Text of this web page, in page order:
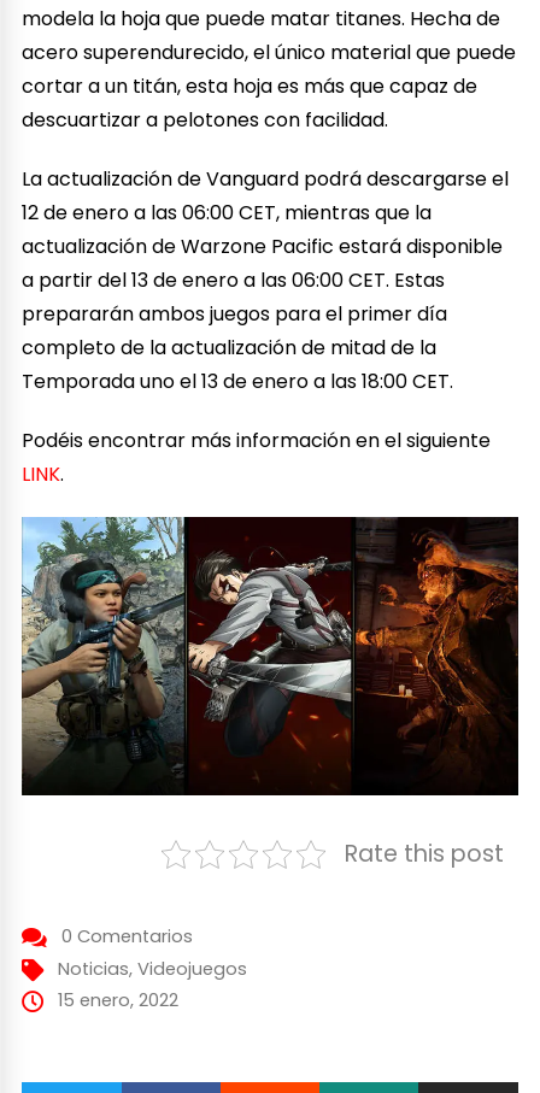
modela la hoja que puede matar titanes. Hecha de
acero superendurecido, el único material que puede
cortar a un titán, esta hoja es más que capaz de
descuartizar a pelotones con facilidad.
La actualización de Vanguard podrá descargarse el
12 de enero a las 06:00 CET, mientras que la
actualización de Warzone Pacific estará disponible
a partir del 13 de enero a las 06:00 CET. Estas
prepararán ambos juegos para el primer día
completo de la actualización de mitad de la
Temporada uno el 13 de enero a las 18:00 CET.
Podéis encontrar más información en el siguiente
LINK.
Rate this post
0 Comentarios
Noticias, Videojuegos
15 enero, 2022